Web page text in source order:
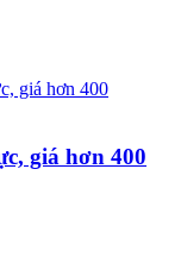
giá hơn 400